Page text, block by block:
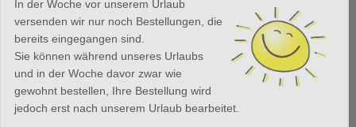
In der Woche vor unserem Urlaub
versenden wir nur noch Bestellungen, die
bereits eingegangen sind.
Sie können während unseres Urlaubs
und in der Woche davor zwar wie
gewohnt bestellen, Ihre Bestellung wird
jedoch erst nach unserem Urlaub bearbeitet.